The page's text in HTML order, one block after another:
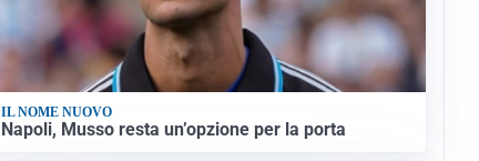
IL NOME NUOVO
Napoli, Musso resta un’opzione per la porta